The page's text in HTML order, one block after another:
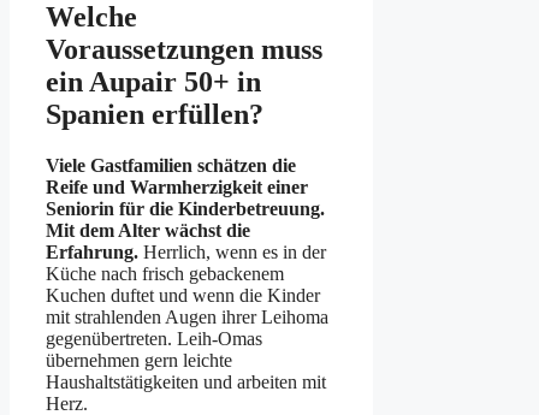
Welche
Voraussetzungen muss
ein Aupair 50+ in
Spanien erfüllen?
Viele Gastfamilien schätzen die
Reife und Warmherzigkeit einer
Seniorin für die Kinderbetreuung.
Mit dem Alter wächst die
Erfahrung. Herrlich, wenn es in der
Küche nach frisch gebackenem
Kuchen duftet und wenn die Kinder
mit strahlenden Augen ihrer Leihoma
gegenübertreten. Leih-Omas
übernehmen gern leichte
Haushaltstätigkeiten und arbeiten mit
Herz.